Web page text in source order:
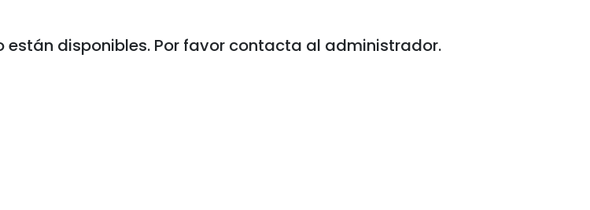
están disponibles. Por favor contacta al administrador.